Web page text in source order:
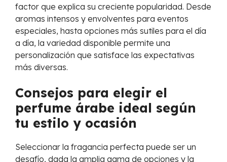
factor que explica su creciente popularidad. Desde
aromas intensos y envolventes para eventos
especiales, hasta opciones más sutiles para el día
a día, la variedad disponible permite una
personalización que satisface las expectativas
más diversas.
Consejos para elegir el
perfume árabe ideal según
tu estilo y ocasión
Seleccionar la fragancia perfecta puede ser un
desafío, dada la amplia gama de opciones y la